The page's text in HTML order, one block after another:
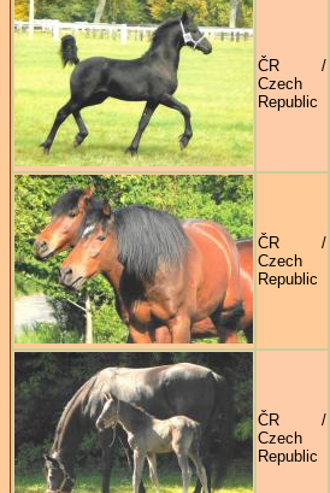
ČR /
Czech
Republic
ČR /
Czech
Republic
ČR /
Czech
Republic